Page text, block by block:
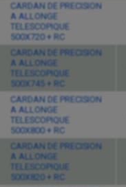
CARDAN DE PRECISION
A ALLONGE
TELESCOPIQUE
500X720 + RC
CARDAN DE PRECISION
A ALLONGE
TELESCOPIQUE
500X745 + RC
CARDAN DE PRECISION
A ALLONGE
TELESCOPIQUE
500X800 + RC
CARDAN DE PRECISION
A ALLONGE
TELESCOPIQUE
500X820 + RC